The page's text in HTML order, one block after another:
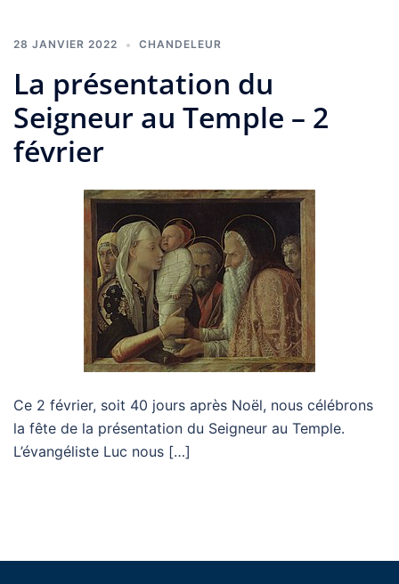
28 JANVIER 2022 CHANDELEUR
La présentation du
Seigneur au Temple – 2
février
Ce 2 février, soit 40 jours après Noël, nous célébrons
la fête de la présentation du Seigneur au Temple.
L’évangéliste Luc nous […]